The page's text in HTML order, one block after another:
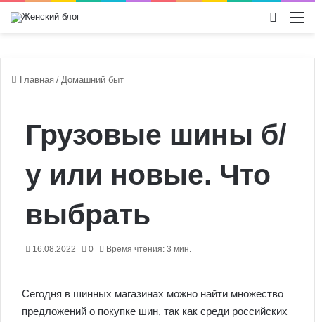
Главная / Домашний быт
Грузовые шины б/
у или новые. Что
выбрать
16.08.2022 0 Время чтения: 3 мин.
Сегодня в шинных магазинах можно найти множество
предложений о покупке шин, так как среди российских